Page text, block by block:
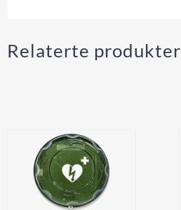
Relaterte produkter